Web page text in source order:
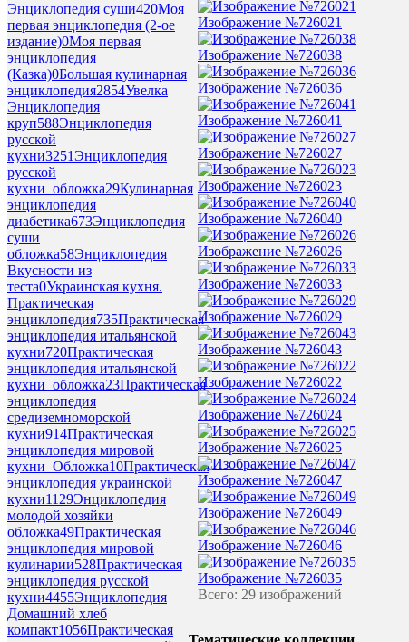
Энциклопедия суши420Моя
первая энциклопедия (2-ое
издание)0Моя первая
энциклопедия
(Казка)0Большая кулинарная
энциклопедия2854Увелка
Энциклопедия
круп588Энциклопедия
русской
кухни3251 Энциклопедия
русской
кухни_обложка29Кулинарная
энциклопедия
диабетика673Энциклопедия
суши
обложка58Энциклопедия
Вкусности из
теста0Украинская кухня.
Практическая
энциклопедия735Практическая
энциклопедия итальянской
кухни720Практическая
энциклопедия итальянской
кухни_обложка23Практическая
энциклопедия
средиземноморской
кухни914Практическая
энциклопедия мировой
кухни_Обложка10Практическая
энциклопедия украинской
кухни1129Энциклопедия
молодой хозяйки
обложка49Практическая
энциклопедия мировой
кулинарии528Практическая
энциклопедия русской
кухни4455Энциклопедия
Домашний хлеб
компакт1056Практическая
Изображение №726021
Изображение №726038
Изображение №726036
Изображение №726041
Изображение №726027
Изображение №726023
Изображение №726040
Изображение №726026
Изображение №726033
Изображение №726029
Изображение №726043
Изображение №726022
Изображение №726024
Изображение №726025
Изображение №726047
Изображение №726049
Изображение №726046
Изображение №726035
Всего: 29 изображений